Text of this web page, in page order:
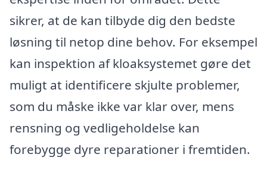
sikrer, at de kan tilbyde dig den bedste
løsning til netop dine behov. For eksempel
kan inspektion af kloaksystemet gøre det
muligt at identificere skjulte problemer,
som du måske ikke var klar over, mens
rensning og vedligeholdelse kan
forebygge dyre reparationer i fremtiden.